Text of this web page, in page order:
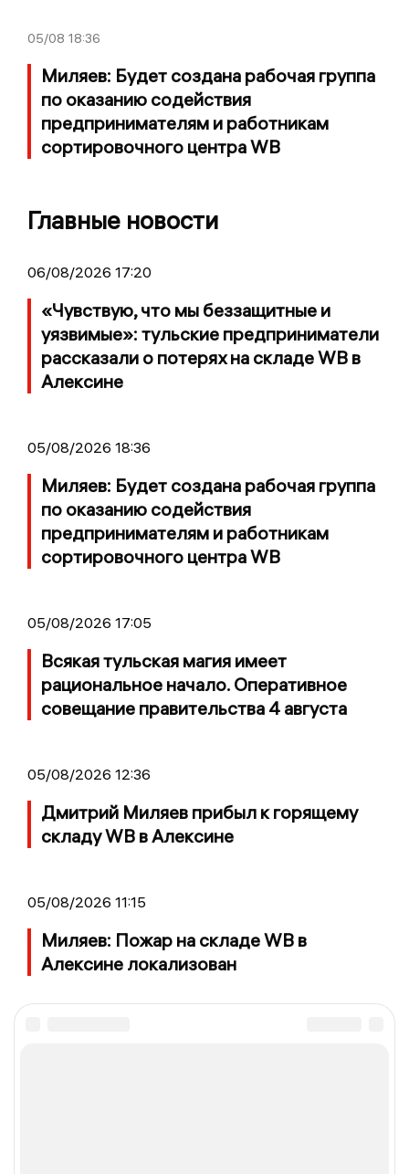
05/08 18:36
Миляев: Будет создана рабочая группа
по оказанию содействия
предпринимателям и работникам
сортировочного центра WB
Главные новости
06/08/2026 17:20
«Чувствую, что мы беззащитные и
уязвимые»: тульские предприниматели
рассказали о потерях на складе WB в
Алексине
05/08/2026 18:36
Миляев: Будет создана рабочая группа
по оказанию содействия
предпринимателям и работникам
сортировочного центра WB
05/08/2026 17:05
Всякая тульская магия имеет
рациональное начало. Оперативное
совещание правительства 4 августа
05/08/2026 12:36
Дмитрий Миляев прибыл к горящему
складу WB в Алексине
05/08/2026 11:15
Миляев: Пожар на складе WB в
Алексине локализован